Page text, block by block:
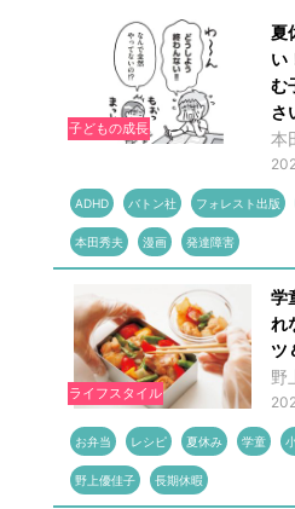
子どもの成長
夏
い
む
さ
本
ADHD バトン社 フォレスト出版
本田秀夫 漫画 発達障害
ライフスタイル
学
れ
ツ
野
お弁当 レシピ 夏休み 学童
野上優佳子 長期休暇